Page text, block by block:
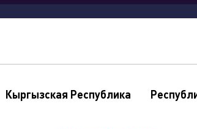
Кыргызская Республика